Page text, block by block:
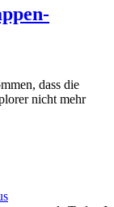
dass die
nicht mehr